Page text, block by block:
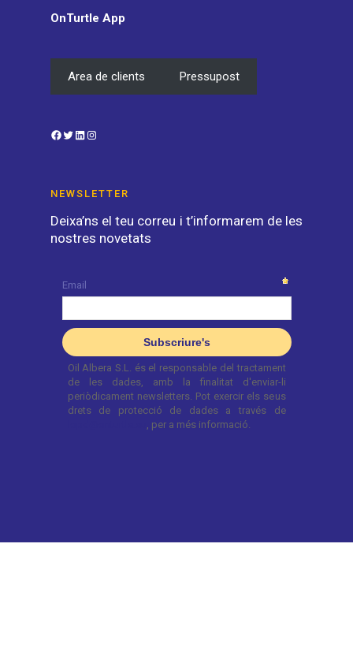
OnTurtle App
Area de clients Pressupost
Facebook
TwitterLinkedIn
NEWSLETTER
Deixa’ns el teu correu i t’informarem de les
nostres novetats